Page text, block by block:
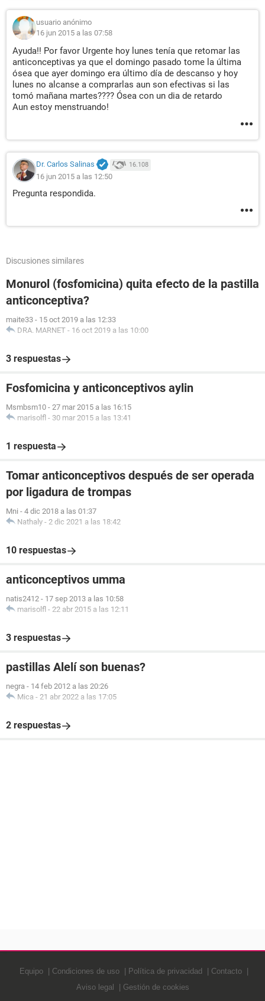
usuario anónimo
16 jun 2015 a las 07:58
Ayuda!! Por favor Urgente hoy lunes tenía que retomar las
anticonceptivas ya que el domingo pasado tome la última
ósea que ayer domingo era último día de descanso y hoy
lunes no alcanse a comprarlas aun son efectivas si las
tomó mañana martes???? Ósea con un dia de retardo
Aun estoy menstruando!
Dr. Carlos Salinas 16.108
16 jun 2015 a las 12:50
Pregunta respondida.
Discusiones similares
Monurol (fosfomicina) quita efecto de la pastilla
anticonceptiva?
maite33 - 15 oct 2019 a las 12:33
DRA. MARNET - 16 oct 2019 a las 10:00
3 respuestas
Fosfomicina y anticonceptivos aylin
Msmbsm10 - 27 mar 2015 a las 16:15
marisolfl - 30 mar 2015 a las 13:41
1 respuesta
Tomar anticonceptivos después de ser operada
por ligadura de trompas
Mni - 4 dic 2018 a las 01:37
Nathaly - 2 dic 2021 a las 18:42
10 respuestas
anticonceptivos umma
natis2412 - 17 sep 2013 a las 10:58
marisolfl - 22 abr 2015 a las 12:11
3 respuestas
pastillas Alelí son buenas?
negra - 14 feb 2012 a las 20:26
Mica - 21 abr 2022 a las 17:05
2 respuestas
Equipo Condiciones de uso Política de privacidad
Contacto
Aviso legal
Gestión de cookies